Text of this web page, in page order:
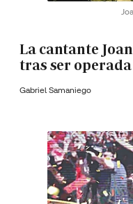
La cantante
tras ser
Gabriel Samaniego